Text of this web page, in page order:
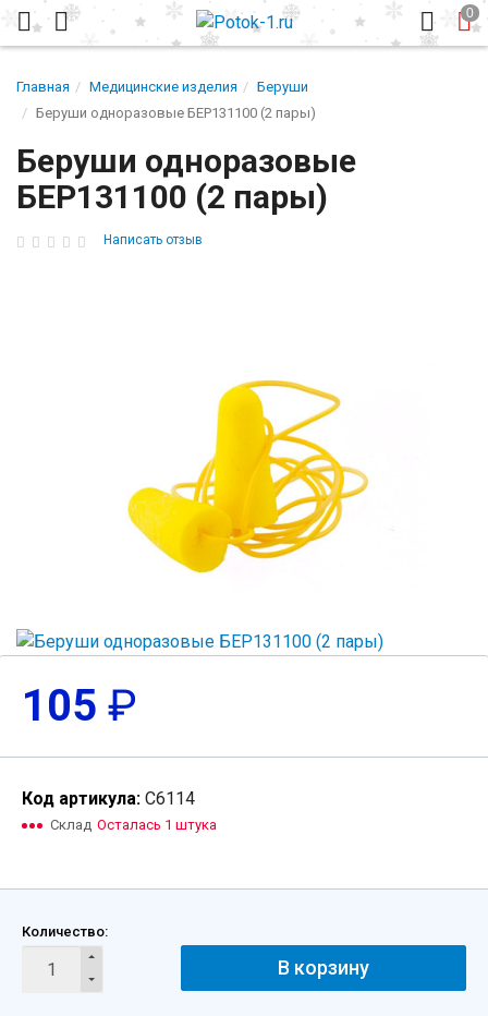
Главная Медицинские изделия
Беруши
Беруши одноразовые БЕР131100 (2 пары)
Беруши одноразовые
БЕР131100 (2 пары)
Написать отзыв
105 ₽
Код артикула: С6114
Склад Осталась 1 штука
Количество:
В корзину